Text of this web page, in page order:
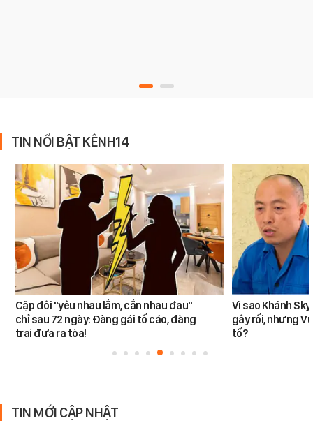
TIN NỔI BẬT KÊNH14
Cặp đôi "yêu nhau lắm, cắn nhau đau"
chỉ sau 72 ngày: Đàng gái tố cáo, đàng
trai đưa ra tòa!
Vì sao Khánh
gây rối, nhưng
tố?
TIN MỚI CẬP NHẬT